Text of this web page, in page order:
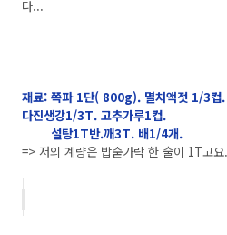
다...
재료: 쪽파 1단( 800g). 멸치액젓 1/3컵
다진생강1/3T. 고추가루1컵.
설탕1T반.깨3T. 배1/4개.
=> 저의 계량은 밥숟가락 한 술이 1T고